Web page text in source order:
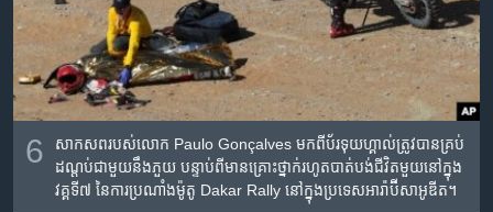
6
សាកសព​របស់​លោក Paulo Gonçalves មក​ពី​ប័រទុយហ្គាល់​ត្រូវ​បាន​គ្រប់​
ដណ្តប់​ជាមួយ​នឹង​ភួយ បន្ទាប់​ពី​មាន​គ្រោះថ្នាក់​រហូត​បាត់បង់​ជីវិត​មួយ​នៅ​ក្នុង​
វគ្គទី៧ នៃ​ការ​ប្រណាំង​ម៉ូតូ Dakar Rally នៅ​ក្នុង​ប្រទេស​អារ៉ាប៊ី​សាអូឌីត។